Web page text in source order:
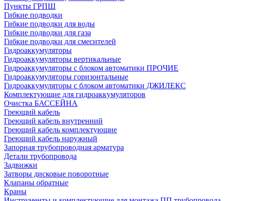
Пункты ГРПШ
Гибкие подводки
Гибкие подводки для воды
Гибкие подводки для газа
Гибкие подводки для смесителей
Гидроаккумуляторы
Гидроаккумуляторы вертикальные
Гидроаккумуляторы с блоком автоматики ПРОЧИЕ
Гидроаккумуляторы горизонтальные
Гидроаккумуляторы с блоком автоматики ДЖИЛЕКС
Комплектующие для гидроаккумуляторов
Очистка БАССЕЙНА
Греющий кабель
Греющий кабель внутренний
Греющий кабель комплектующие
Греющий кабель наружный
Запорная трубопроводная арматура
Детали трубопровода
Задвижки
Затворы дисковые поворотные
Клапаны обратные
Краны